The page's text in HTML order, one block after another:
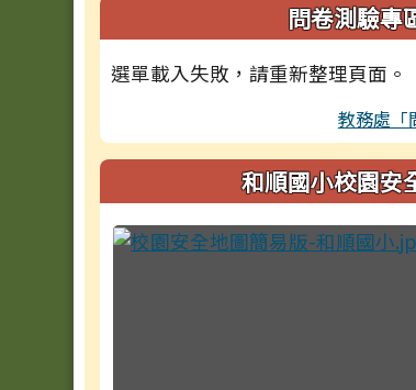
問卷測驗專
選單載入失敗，請重新整理頁面。
教務處「
和順國小校園安